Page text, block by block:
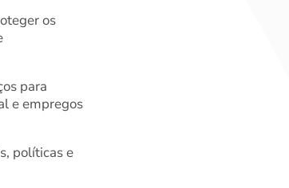
os
para
e empregos
políticas e